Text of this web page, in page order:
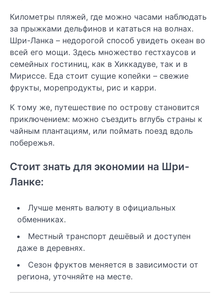
Километры пляжей, где можно часами наблюдать
за прыжками дельфинов и кататься на волнах.
Шри-Ланка – недорогой способ увидеть океан во
всей его мощи. Здесь множество гестхаусов и
семейных гостиниц, как в Хиккадуве, так и в
Мириссе. Еда стоит сущие копейки – свежие
фрукты, морепродукты, рис и карри.
К тому же, путешествие по острову становится
приключением: можно съездить вглубь страны к
чайным плантациям, или поймать поезд вдоль
побережья.
Стоит знать для экономии на Шри-
Ланке:
Лучше менять валюту в официальных
обменниках.
Местный транспорт дешёвый и доступен
даже в деревнях.
Сезон фруктов меняется в зависимости от
региона, уточняйте на месте.